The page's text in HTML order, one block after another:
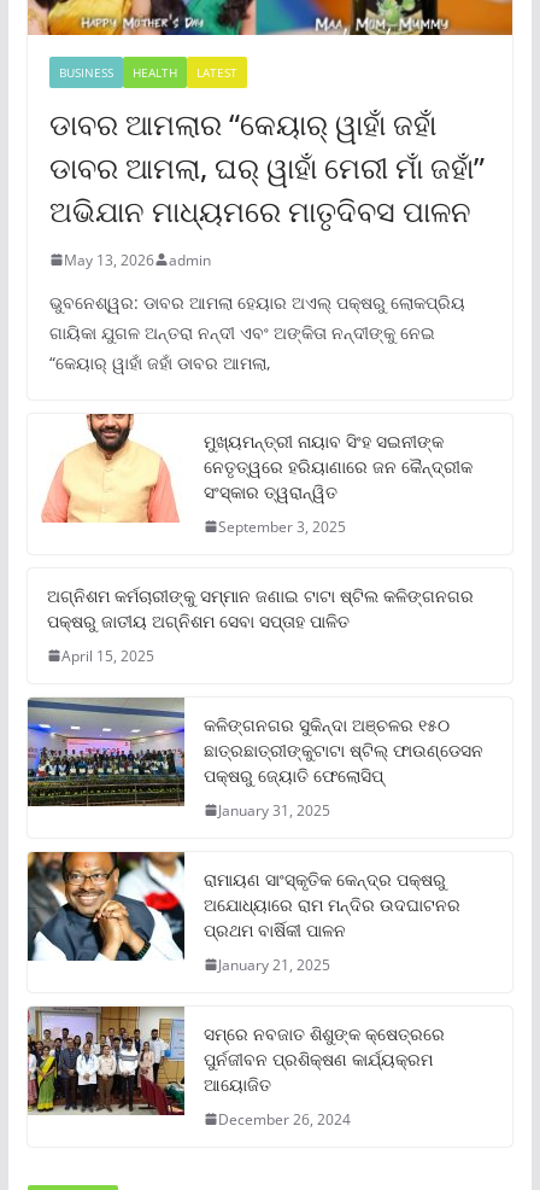
BUSINESS HEALTH LATEST
ଡାବର ଆମଲାର “କେୟାର୍ ୱାହାଁ ଜହାଁ
ଡାବର ଆମଲା, ଘର୍ ୱାହାଁ ମେରୀ ମାଁ ଜହାଁ”
ଅଭିଯାନ ମାଧ୍ୟମରେ ମାତୃଦିବସ ପାଳନ
May 13, 2026 admin
ଭୁବନେଶ୍ୱର: ଡାବର ଆମଲା ହେୟାର ଅଏଲ୍ ପକ୍ଷରୁ ଲୋକପ୍ରିୟ
ଗାୟିକା ଯୁଗଳ ଅନ୍ତରା ନନ୍ଦୀ ଏବଂ ଅଙ୍କିତା ନନ୍ଦୀଙ୍କୁ ନେଇ
“କେୟାର୍ ୱାହାଁ ଜହାଁ ଡାବର ଆମଲା,
ମୁଖ୍ୟମନ୍ତ୍ରୀ ନାୟାବ ସିଂହ ସଇନୀଙ୍କ
ନେତୃତ୍ୱରେ ହରିୟାଣାରେ ଜନ କୈନ୍ଦ୍ରୀକ
ସଂସ୍କାର ତ୍ୱରାନ୍ୱିତ
September 3, 2025
ଅଗ୍ନିଶମ କର୍ମଚାରୀଙ୍କୁ ସମ୍ମାନ ଜଣାଇ ଟାଟା ଷ୍ଟିଲ କଳିଙ୍ଗନଗର
ପକ୍ଷରୁ ଜାତୀୟ ଅଗ୍ନିଶମ ସେବା ସପ୍ତାହ ପାଳିତ
April 15, 2025
କଳିଙ୍ଗନଗର ସୁକିନ୍ଦା ଅଞ୍ଚଳର ୧୫୦
ଛାତ୍ରଛାତ୍ରୀଙ୍କୁଟାଟା ଷ୍ଟିଲ୍ ଫାଉଣ୍ଡେସନ
ପକ୍ଷରୁ ଜ୍ୟୋତି ଫେଲୋସିପ୍‌
January 31, 2025
ରାମାୟଣ ସାଂସ୍କୃତିକ କେନ୍ଦ୍ର ପକ୍ଷରୁ
ଅଯୋଧ୍ୟାରେ ରାମ ମନ୍ଦିର ଉଦଘାଟନର
ପ୍ରଥମ ବାର୍ଷିକୀ ପାଳନ
January 21, 2025
ସମ୍‌ରେ ନବଜାତ ଶିଶୁଙ୍କ କ୍ଷେତ୍ରରେ
ପୁର୍ନଜୀବନ ପ୍ରଶିକ୍ଷଣ କାର୍ଯ୍ୟକ୍ରମ
ଆୟୋଜିତ
December 26, 2024